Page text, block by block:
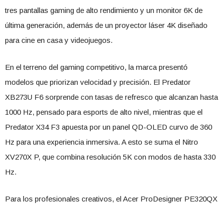
tres pantallas gaming de alto rendimiento y un monitor 6K de
última generación, además de un proyector láser 4K diseñado
para cine en casa y videojuegos.
En el terreno del gaming competitivo, la marca presentó
modelos que priorizan velocidad y precisión. El Predator
XB273U F6 sorprende con tasas de refresco que alcanzan hasta
1000 Hz, pensado para esports de alto nivel, mientras que el
Predator X34 F3 apuesta por un panel QD-OLED curvo de 360
Hz para una experiencia inmersiva. A esto se suma el Nitro
XV270X P, que combina resolución 5K con modos de hasta 330
Hz.
Para los profesionales creativos, el Acer ProDesigner PE320QX